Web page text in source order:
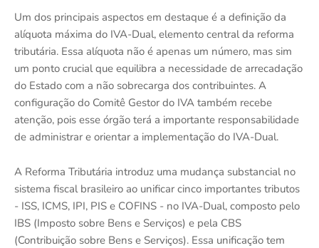
Um dos principais aspectos em destaque é a definição da
alíquota máxima do IVA-Dual, elemento central da reforma
tributária. Essa alíquota não é apenas um número, mas sim
um ponto crucial que equilibra a necessidade de arrecadação
do Estado com a não sobrecarga dos contribuintes. A
configuração do Comitê Gestor do IVA também recebe
atenção, pois esse órgão terá a importante responsabilidade
de administrar e orientar a implementação do IVA-Dual.
A Reforma Tributária introduz uma mudança substancial no
sistema fiscal brasileiro ao unificar cinco importantes tributos
- ISS, ICMS, IPI, PIS e COFINS - no IVA-Dual, composto pelo
IBS (Imposto sobre Bens e Serviços) e pela CBS
(Contribuição sobre Bens e Serviços). Essa unificação tem